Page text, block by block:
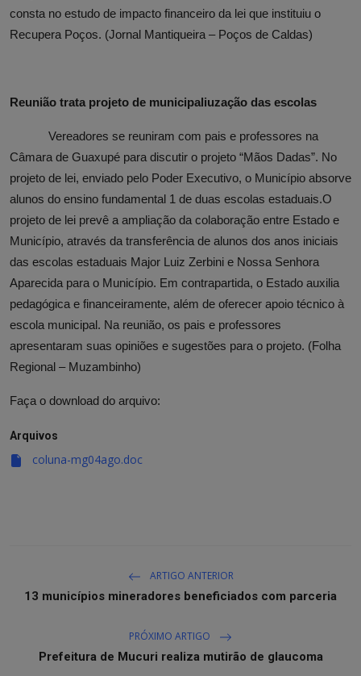
consta no estudo de impacto financeiro da lei que instituiu o
Recupera Poços. (Jornal Mantiqueira – Poços de Caldas)
Reunião trata projeto de municipaliuzação das escolas
Vereadores se reuniram com pais e professores na
Câmara de Guaxupé para discutir o projeto “Mãos Dadas”. No
projeto de lei, enviado pelo Poder Executivo, o Município absorve
alunos do ensino fundamental 1 de duas escolas estaduais.O
projeto de lei prevê a ampliação da colaboração entre Estado e
Município, através da transferência de alunos dos anos iniciais
das escolas estaduais Major Luiz Zerbini e Nossa Senhora
Aparecida para o Município. Em contrapartida, o Estado auxilia
pedagógica e financeiramente, além de oferecer apoio técnico à
escola municipal. Na reunião, os pais e professores
apresentaram suas opiniões e sugestões para o projeto. (Folha
Regional – Muzambinho)
Faça o download do arquivo:
Arquivos
coluna-mg04ago.doc
ARTIGO ANTERIOR
13 municípios mineradores beneficiados com parceria
PRÓXIMO ARTIGO
Prefeitura de Mucuri realiza mutirão de glaucoma